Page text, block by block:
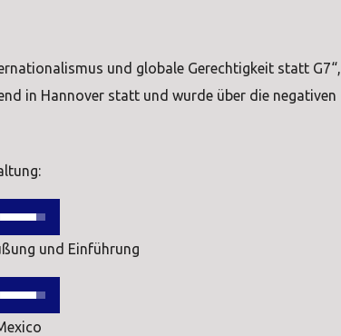
und globale Gerechtigkeit statt G7“,
in Hannover statt und wurde über die negativen
Pfeiltasten
Runter
um
und Einführung
Pfeiltasten
Runter